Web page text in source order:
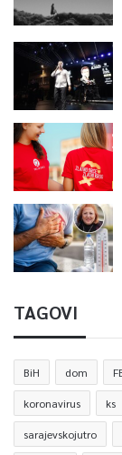
TAGOVI
BiH dom
koronavirus ks
sarajevskojutro